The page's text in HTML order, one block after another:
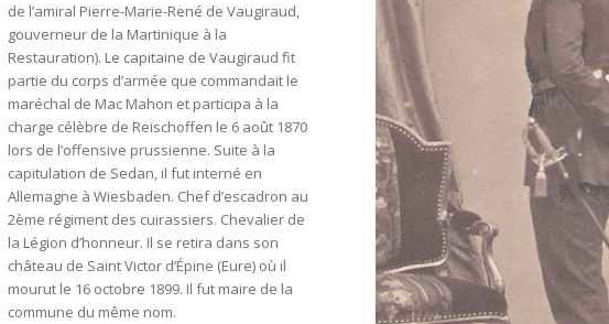
de l’amiral Pierre-Marie-René de Vaugiraud,
gouverneur de la Martinique à la
Restauration). Le capitaine de Vaugiraud fit
partie du corps d’armée que commandait le
maréchal de Mac Mahon et participa à la
charge célèbre de Reischoffen le 6 août 1870
lors de l’offensive prussienne. Suite à la
capitulation de Sedan, il fut interné en
Allemagne à Wiesbaden. Chef d’escadron au
2ème régiment des cuirassiers. Chevalier de
la Légion d’honneur. Il se retira dans son
château de Saint Victor d’Épine (Eure) où il
mourut le 16 octobre 1899. Il fut maire de la
commune du même nom.
Madame de Truchsess